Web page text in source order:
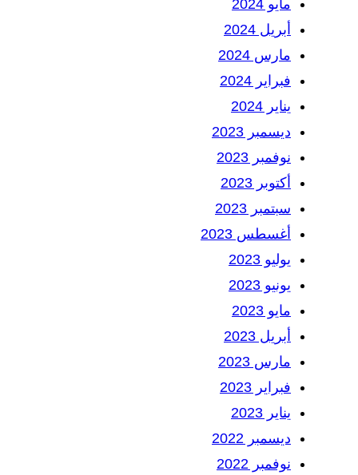
مايو 2024
أبريل 2024
مارس 2024
فبراير 2024
يناير 2024
ديسمبر 2023
نوفمبر 2023
أكتوبر 2023
سبتمبر 2023
أغسطس 2023
يوليو 2023
يونيو 2023
مايو 2023
أبريل 2023
مارس 2023
فبراير 2023
يناير 2023
ديسمبر 2022
نوفمبر 2022